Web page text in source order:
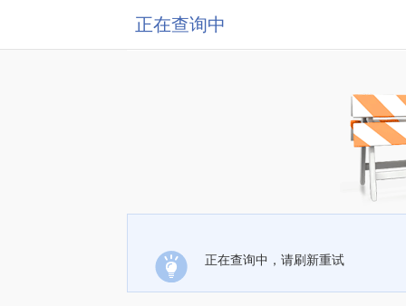
正在查询中
正在查询中，请刷新重试